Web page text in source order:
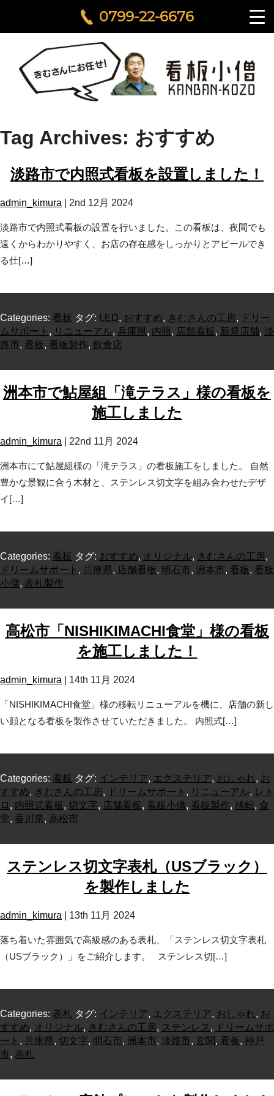
0799-22-6676
Tag Archives: おすすめ
淡路市で内照式看板を設置しました！
admin_kimura 2nd 12月 2024
淡路市で内照式看板の設置を行いました。この看板は、夜間でも
遠くからわかりやすく、お店の存在感をしっかりとアピールでき
る仕[…]
Categories: 看板 タグ: LED, おすすめ, きむさんの工房,
ドリー
ムサポート , リニューアル, 兵庫県, 内照, 店舗看板, 新規店舗, 淡
路市, 看板, 看板製作, 飲食店
洲本市で鮎屋組「滝テラス」様の看板を
施工しました
admin_kimura 22nd 11月 2024
洲本市にて鮎屋組様の「滝テラス」の看板施工をしました。 自然
豊かな景観に合う木材と、ステンレス切文字を組み合わせたデザ
イ[…]
Categories: 看板 タグ: おすすめ, オリジナル, きむさんの工房,
ドリームサポート , 兵庫県, 店舗看板, 明石市, 洲本市, 看板, 看板
小僧, 表札製作
高松市「NISHIKIMACHI食堂」様の看板
を施工しました！
admin_kimura 14th 11月 2024
「NISHIKIMACHI食堂」様の移転リニューアルを機に、店舗の新し
い顔となる看板を製作させていただきました。 内照式[…]
Categories: 看板 タグ: インテリア, エクステリア, おしゃれ, お
すすめ, きむさんの工房, ドリームサポート , リニューアル, レト
ロ , 内照式看板, 切文字, 店舗看板, 看板小僧, 看板製作, 移転, 食
堂, 香川県, 高松市
ステンレス切文字表札（USブラック）
を製作しました
admin_kimura 13th 11月 2024
落ち着いた雰囲気で高級感のある表札、「ステンレス切文字表札
（USブラック）」をご紹介します。 ステンレス切[…]
Categories: 表札 タグ: インテリア, エクステリア, おしゃれ, お
すすめ, オリジナル, きむさんの工房, ステンレス ,
ドリームサポ
ート , 兵庫県, 切文字, 明石市, 洲本市, 淡路市, 玄関, 看板, 神戸
市, 表札